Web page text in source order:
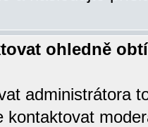
ohledně
administrátora
kontaktovat